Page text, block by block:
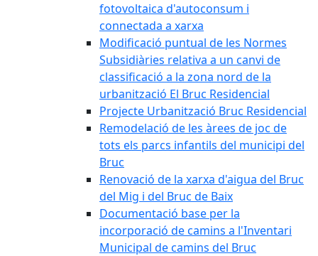
fotovoltaica d'autoconsum i
connectada a xarxa
Modificació puntual de les Normes
Subsidiàries relativa a un canvi de
classificació a la zona nord de la
urbanització El Bruc Residencial
Projecte Urbanització Bruc Residencial
Remodelació de les àrees de joc de
tots els parcs infantils del municipi del
Bruc
Renovació de la xarxa d'aigua del Bruc
del Mig i del Bruc de Baix
Documentació base per la
incorporació de camins a l'Inventari
Municipal de camins del Bruc